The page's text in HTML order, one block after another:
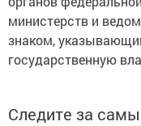
министерств и
знаком,
государственную
Следите за